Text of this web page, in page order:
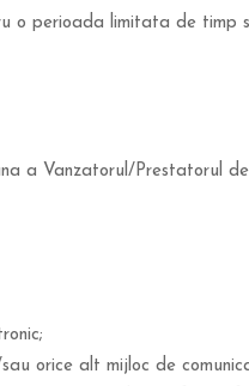
o perioada limitata de
a Vanzatorul/Prestatorul de
orice alt mijloc de